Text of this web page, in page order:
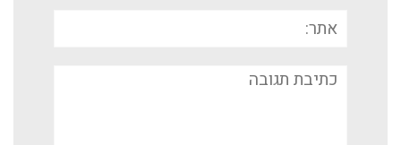
תגובה